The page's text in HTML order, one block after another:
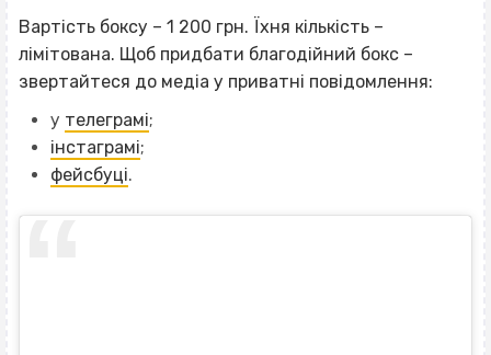
Вартість боксу – 1 200 грн. Їхня кількість –
лімітована. Щоб придбати благодійний бокс –
звертайтеся до медіа у приватні повідомлення:
у телеграмі;
інстаграмі;
фейсбуці.